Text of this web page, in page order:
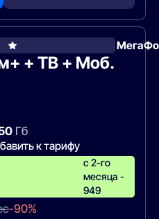
+ ТВ + Моб.
Гб
к тарифу
с 2-го
месяца -
949
-90%